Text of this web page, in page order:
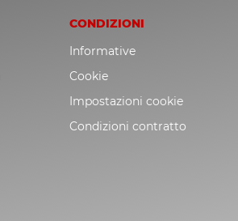
CONDIZIONI
Informative
Cookie
Impostazioni cookie
Condizioni contratto